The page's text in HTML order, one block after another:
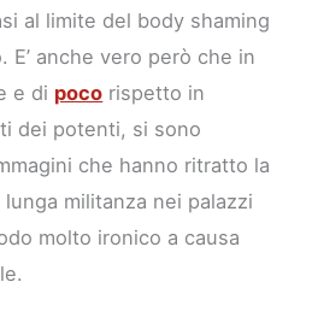
al limite del body shaming
E’ anche vero però che in
e di poco rispetto in
dei potenti, si sono
che hanno ritratto la
militanza nei palazzi
molto ironico a causa